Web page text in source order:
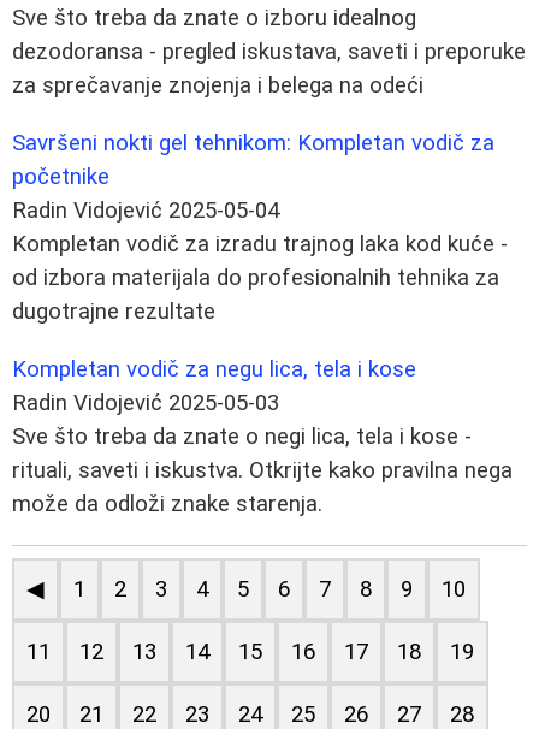
Sve što treba da znate o izboru idealnog
dezodoransa - pregled iskustava, saveti i preporuke
za sprečavanje znojenja i belega na odeći
Savršeni nokti gel tehnikom: Kompletan vodič za
početnike
Radin Vidojević 2025-05-04
Kompletan vodič za izradu trajnog laka kod kuće -
od izbora materijala do profesionalnih tehnika za
dugotrajne rezultate
Kompletan vodič za negu lica, tela i kose
Radin Vidojević 2025-05-03
Sve što treba da znate o negi lica, tela i kose -
rituali, saveti i iskustva. Otkrijte kako pravilna nega
može da odloži znake starenja.
◀ 1 2 3 4 5 6 7 8 9 10
11 12 13 14 15 16 17 18 19
20 21 22 23 24 25 26 27 28